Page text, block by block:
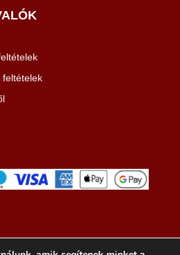
feltételek